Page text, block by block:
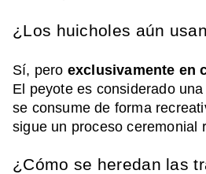
¿Los huicholes aún
Sí, pero exclusivamente en
El peyote es considerado
se consume de forma
sigue un proceso ceremonial
¿Cómo se heredan las